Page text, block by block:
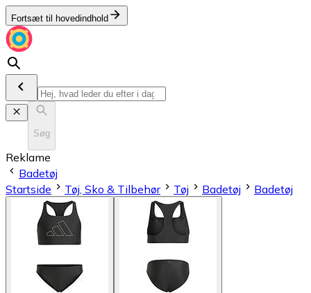
Fortsæt til hovedindhold
Søg
Reklame
Badetøj
Startside
Tøj, Sko & Tilbehør Tøj Badetøj Badetøj